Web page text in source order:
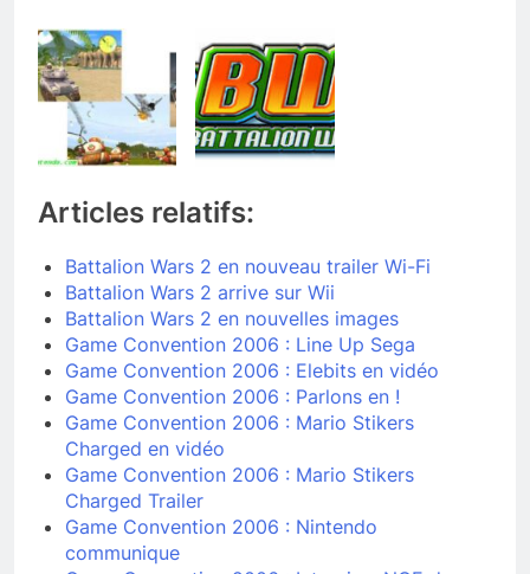
Articles relatifs:
Battalion Wars 2 en nouveau trailer Wi-Fi
Battalion Wars 2 arrive sur Wii
Battalion Wars 2 en nouvelles images
Game Convention 2006 : Line Up Sega
Game Convention 2006 : Elebits en vidéo
Game Convention 2006 : Parlons en !
Game Convention 2006 : Mario Stikers
Charged en vidéo
Game Convention 2006 : Mario Stikers
Charged Trailer
Game Convention 2006 : Nintendo
communique